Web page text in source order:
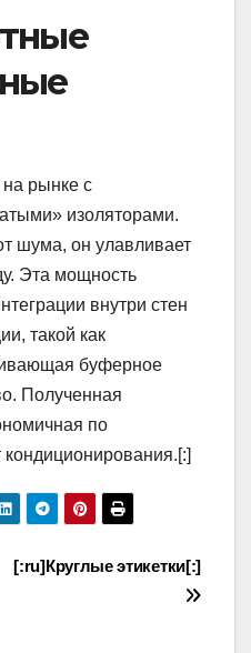
на рынке с
изоляторами.
шума, он улавливает
Эта мощность
внутри стен
такой как
буферное
Полученная
по
[:ru]Круглые этикетки[:]